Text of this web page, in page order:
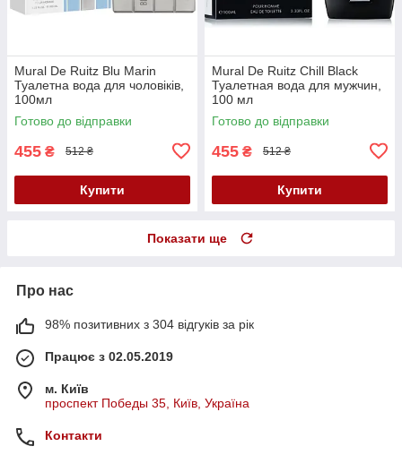
Mural De Ruitz Blu Marin
Туалетна вода для чоловіків,
100мл
Готово до відправки
455 ₴ 512 ₴
Купити
Mural De Ruitz Chill Black
Туалетная вода для мужчин,
100 мл
Готово до відправки
455 ₴ 512 ₴
Купити
Показати ще
Про нас
98% позитивних з 304 відгуків за рік
Працює з 02.05.2019
м. Київ
проспект Победы 35, Київ, Україна
Контакти